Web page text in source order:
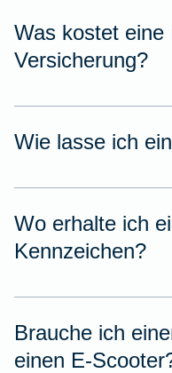
Was kostet eine
Versicherung?
Wie lasse ich
Wo erhalte ich
Kennzeichen?
Brauche ich
einen E-